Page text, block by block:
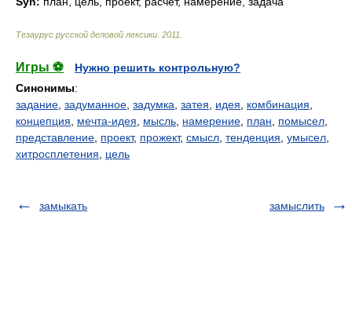
Тезаурус русской деловой лексики 2011
Игры ⚽
Нужно решить контрольную?
Синонимы:
задание задуманное задумка затея идея комбинация
концепция
мечта-идея мысль намерение план помысел
представление проект, прожект, смысл тенденция умысел
хитросплетения
цель
замыкать замыслить